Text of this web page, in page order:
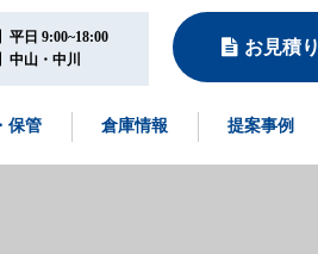
保管 倉庫情報 提案事例
平日 9:00~18:00
中山・中川
お見積り